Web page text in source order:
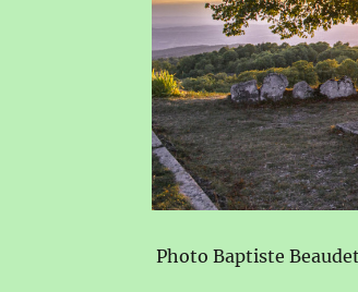
Photo Baptiste Beaudet